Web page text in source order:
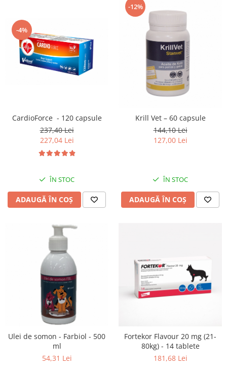
-4%
CardioForce - 120 capsule
237,40 Lei
227,04 Lei
ÎN STOC
ADAUGĂ ÎN COȘ
-12%
Krill Vet – 60 capsule
144,10 Lei
127,00 Lei
ÎN STOC
ADAUGĂ ÎN COȘ
Ulei de somon - Farbiol - 500
ml
54,31 Lei
Fortekor Flavour 20 mg (21-
80kg) - 14 tablete
181,68 Lei